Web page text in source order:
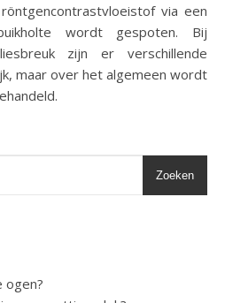
via een
wordt gespoten. Bij
zijn er verschillende
maar over het algemeen wordt
Zoeken
ogen?